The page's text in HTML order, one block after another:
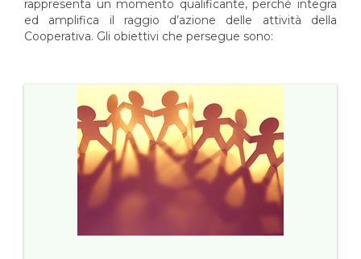
rappresenta un momento qualificante, perché integra
ed amplifica il raggio d’azione delle attività della
Cooperativa. Gli obiettivi che persegue sono: